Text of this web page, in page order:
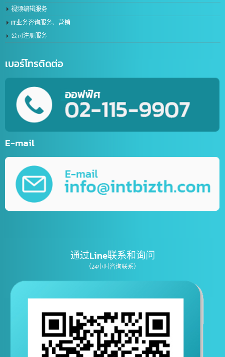
网站开发
流动应用程式开发服务
各类网络营销（Online Marketing）第一名
视频编辑服务
IT业务咨询服务、营销
公司注册服务
เบอร์โทรติดต่อ
E-mail
通过Line联系和询问
（24小时咨询联系）